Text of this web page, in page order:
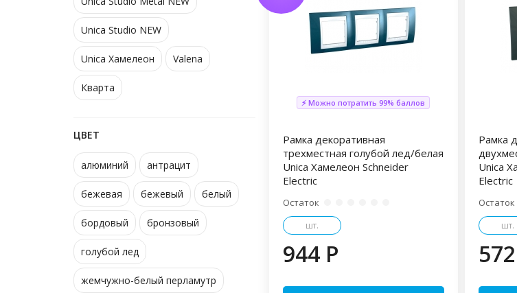
Unica Studio NEW
Unica Хамелеон Valena
Кварта
ЦВЕТ
алюминий антрацит
бежевая бежевый белый
бордовый бронзовый
голубой лед
жемчужно-белый перламутр
⚡ Можно потратить 99% баллов
Рамка декоративная
трехместная голубой лед/белая
Unica Хамелеон Schneider
Electric
Остаток
шт.
944 P
Рамка
Unica
Electric
Остаток
шт.